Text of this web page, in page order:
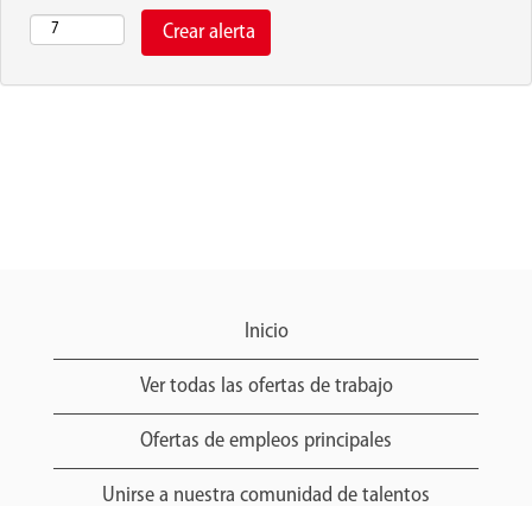
Inicio
Ver todas las ofertas de trabajo
Ofertas de empleos principales
Unirse a nuestra comunidad de talentos